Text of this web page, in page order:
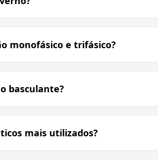
monofásico e trifásico?
basculante?
mais utilizados?